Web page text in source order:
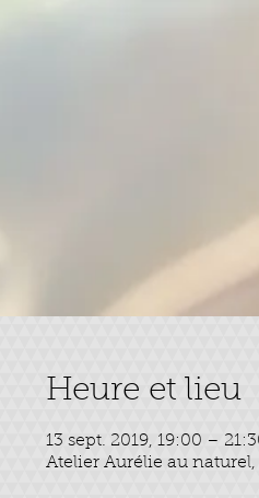
Heure et lieu
13 sept. 2019, 19:00 –
Atelier Aurélie au